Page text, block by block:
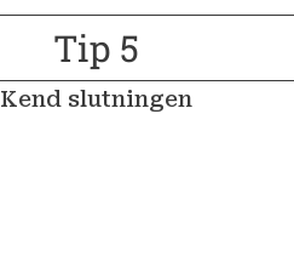
Tip 5
Kend slutningen